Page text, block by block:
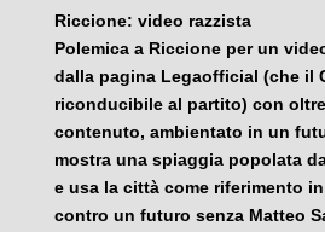
Riccione: video razzista
Polemica a Riccione per un
dalla pagina Legaofficial (che il
riconducibile al partito) con
contenuto, ambientato in un
mostra una spiaggia popolata
e usa la città come riferimento
contro un futuro senza Matteo